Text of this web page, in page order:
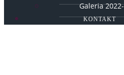
Galeria
KONTAKT